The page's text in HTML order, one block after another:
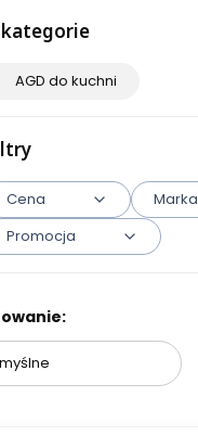
AGD do kuchni
Cena Marka
Promocja
produktów